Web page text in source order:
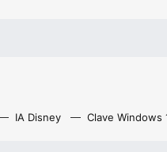
IA Disney Clave Windows